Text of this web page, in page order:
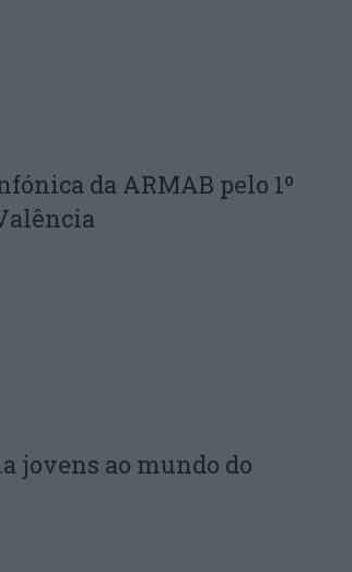
da ARMAB pelo 1º
jovens ao mundo do